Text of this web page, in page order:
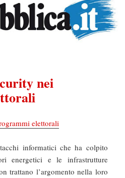
nei
elettorali
informatici che ha colpito
energetici e le infrastrutture
trattano l’argomento nella loro